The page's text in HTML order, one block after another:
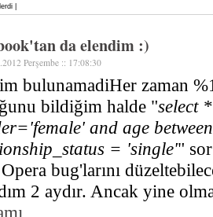
|
da elendim :)
Perşembe :: 17:08:30
Her zaman
bildiğim halde "select
and age
= 'single'"
Opera bug'larını
2 aydır. Ancak yine